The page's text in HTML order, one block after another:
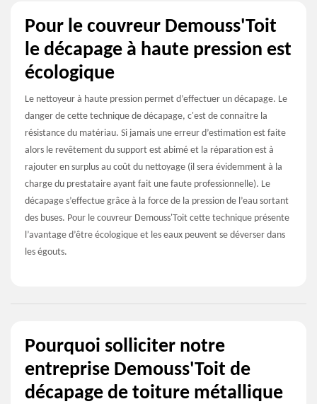
Pour le couvreur Demouss'Toit
le décapage à haute pression est
écologique
Le nettoyeur à haute pression permet d’effectuer un décapage. Le
danger de cette technique de décapage, c'est de connaitre la
résistance du matériau. Si jamais une erreur d’estimation est faite
alors le revêtement du support est abimé et la réparation est à
rajouter en surplus au coût du nettoyage (il sera évidemment à la
charge du prestataire ayant fait une faute professionnelle). Le
décapage s’effectue grâce à la force de la pression de l’eau sortant
des buses. Pour le couvreur Demouss'Toit cette technique présente
l’avantage d’être écologique et les eaux peuvent se déverser dans
les égouts.
Pourquoi solliciter notre
entreprise Demouss'Toit de
décapage de toiture métallique